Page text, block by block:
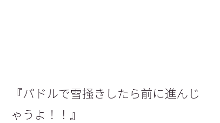
『パドルで雪掻きしたら前に進んじ
ゃうよ！！』